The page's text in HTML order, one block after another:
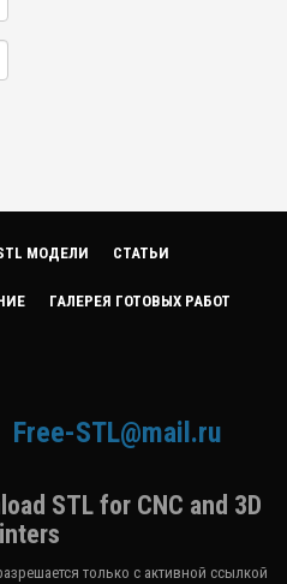
МОДЕЛИ СТАТЬИ
ГАЛЕРЕЯ ГОТОВЫХ РАБОТ
Free-STL@mail.ru
STL for CNC and 3D
только с активной ссылкой